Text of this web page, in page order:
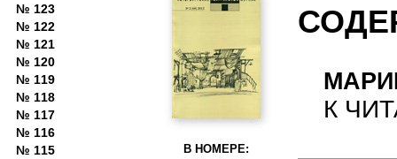
В НОМЕРЕ:
К
№ 123
№ 122
№ 121
№ 120
№ 119
№ 118
№ 117
№ 116
№ 115